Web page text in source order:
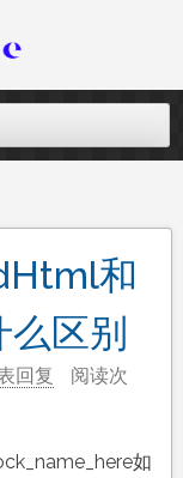
发遇到的点点
和
区别
回复
阅读次
如